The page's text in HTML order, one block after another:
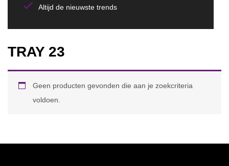
Altijd de nieuwste trends
TRAY 23
Geen producten gevonden die aan je zoekcriteria
voldoen.